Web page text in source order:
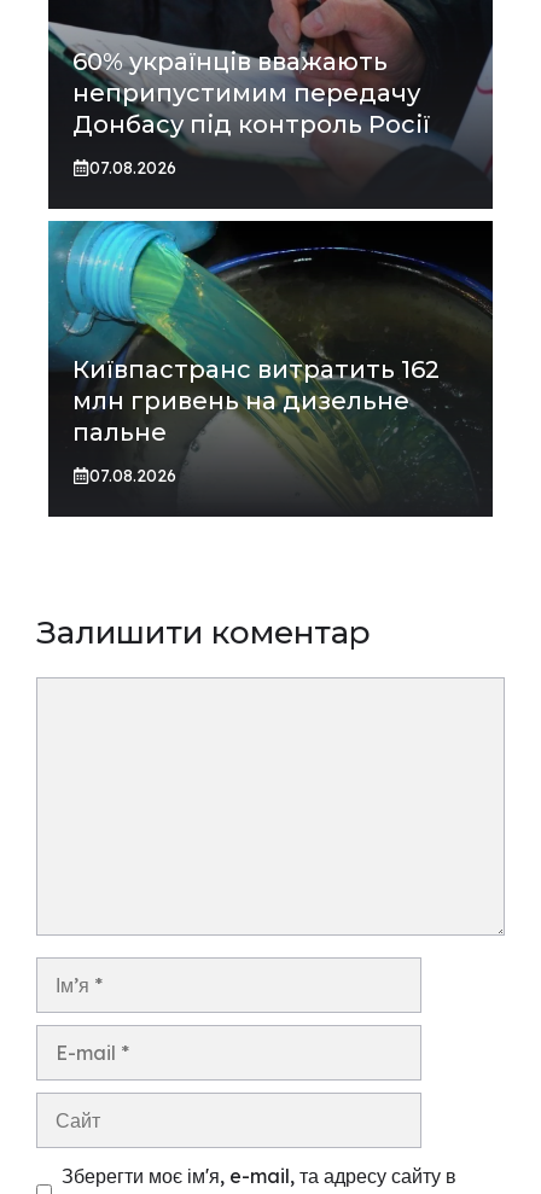
60% українців вважають
неприпустимим передачу
Донбасу під контроль Росії
07.08.2026
Київпастранс витратить 162
млн гривень на дизельне
пальне
07.08.2026
Залишити коментар
Зберегти моє ім'я, e-mail, та адресу сайту в